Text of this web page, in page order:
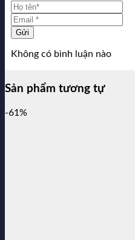
Gửi
Không có bình luận nào
Sản phẩm tương tự
-61%